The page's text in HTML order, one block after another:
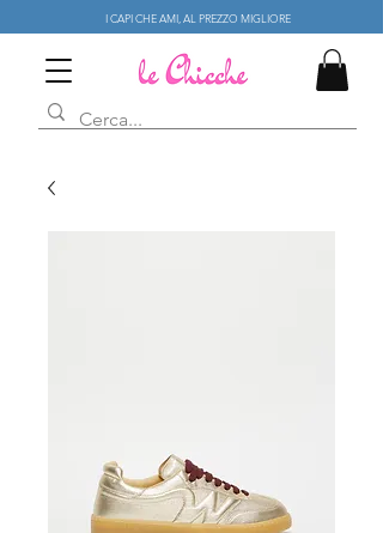
I CAPI CHE AMI, AL PREZZO MIGLIORE